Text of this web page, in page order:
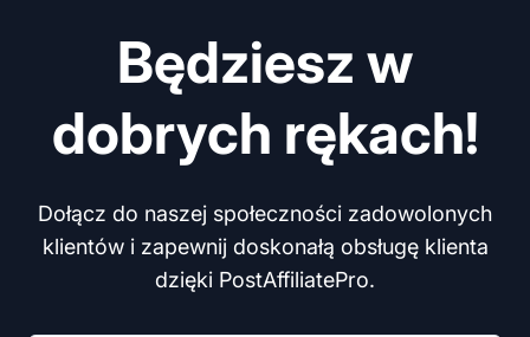
Będziesz w
dobrych rękach!
Dołącz do naszej społeczności zadowolonych
klientów i zapewnij doskonałą obsługę klienta
dzięki PostAffiliatePro.